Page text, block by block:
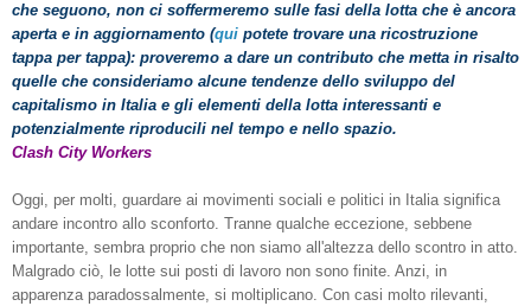
che seguono, non ci soffermeremo sulle fasi della lotta che è ancora
aperta e in aggiornamento (qui potete trovare una ricostruzione
tappa per tappa): proveremo a dare un contributo che metta in risalto
quelle che consideriamo alcune tendenze dello sviluppo del
capitalismo in Italia e gli elementi della lotta interessanti e
potenzialmente riproducili nel tempo e nello spazio.
Clash City Workers
Oggi, per molti, guardare ai movimenti sociali e politici in Italia significa
andare incontro allo sconforto. Tranne qualche eccezione, sebbene
importante, sembra proprio che non siamo all'altezza dello scontro in atto.
Malgrado ciò, le lotte sui posti di lavoro non sono finite. Anzi, in
apparenza paradossalmente, si moltiplicano. Con casi molto rilevanti,